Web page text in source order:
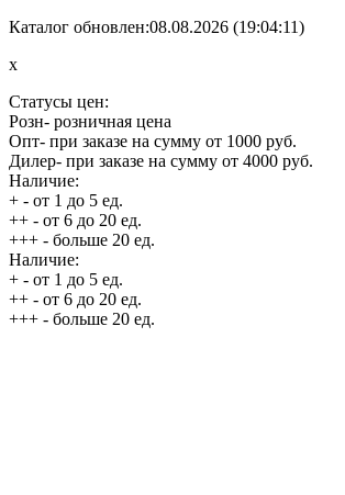
Каталог обновлен:08.08.2026 (19:04:11)
x
Статусы цен:
Розн- розничная цена
Опт- при заказе на сумму от 1000 руб.
Дилер- при заказе на сумму от 4000 руб.
Наличие:
+ - от 1 до 5 ед.
++ - от 6 до 20 ед.
+++ - больше 20 ед.
Наличие:
+ - от 1 до 5 ед.
++ - от 6 до 20 ед.
+++ - больше 20 ед.